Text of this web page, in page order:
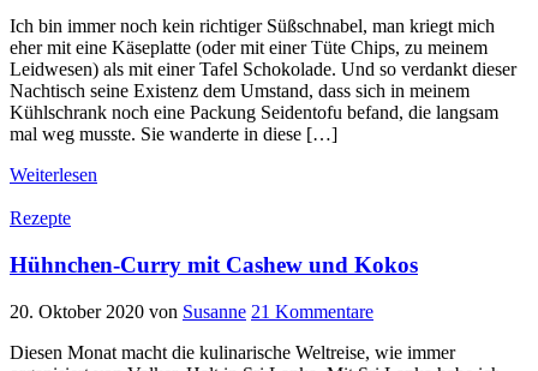
Ich bin immer noch kein richtiger Süßschnabel, man kriegt mich
eher mit eine Käseplatte (oder mit einer Tüte Chips, zu meinem
Leidwesen) als mit einer Tafel Schokolade. Und so verdankt dieser
Nachtisch seine Existenz dem Umstand, dass sich in meinem
Kühlschrank noch eine Packung Seidentofu befand, die langsam
mal weg musste. Sie wanderte in diese […]
Weiterlesen
Rezepte
Hühnchen-Curry mit Cashew und Kokos
20. Oktober 2020 von Susanne 21 Kommentare
Diesen Monat macht die kulinarische Weltreise, wie immer